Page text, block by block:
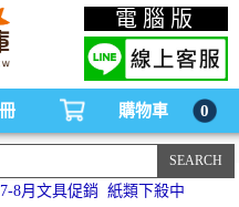
保碳粉匣,連續供墨印表機-office24列印
手機版
電腦版
購物車 0
7-8月文具促銷
紙類下殺中